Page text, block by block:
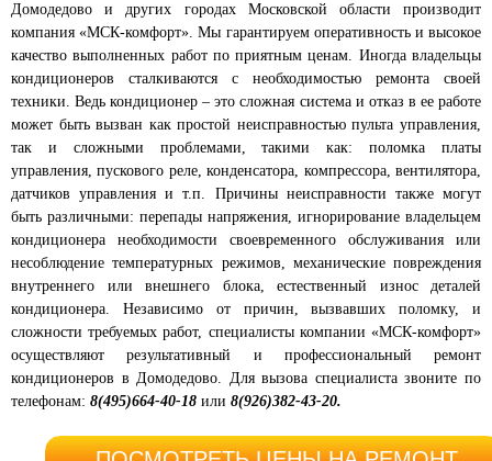
Домодедово и других городах Московской области производит
компания «МСК-комфорт». Мы гарантируем оперативность и высокое
качество выполненных работ по приятным ценам. Иногда владельцы
кондиционеров сталкиваются с необходимостью ремонта своей
техники. Ведь кондиционер – это сложная система и отказ в ее работе
может быть вызван как простой неисправностью пульта управления,
так и сложными проблемами, такими как: поломка платы
управления, пускового реле, конденсатора, компрессора, вентилятора,
датчиков управления и т.п. Причины неисправности также могут
быть различными: перепады напряжения, игнорирование владельцем
кондиционера необходимости своевременного обслуживания или
несоблюдение температурных режимов, механические повреждения
внутреннего или внешнего блока, естественный износ деталей
кондиционера. Независимо от причин, вызвавших поломку, и
сложности требуемых работ, специалисты компании «МСК-комфорт»
осуществляют результативный и профессиональный ремонт
кондиционеров в Домодедово. Для вызова специалиста звоните по
телефонам: 8(495)664-40-18 или 8(926)382-43-20.